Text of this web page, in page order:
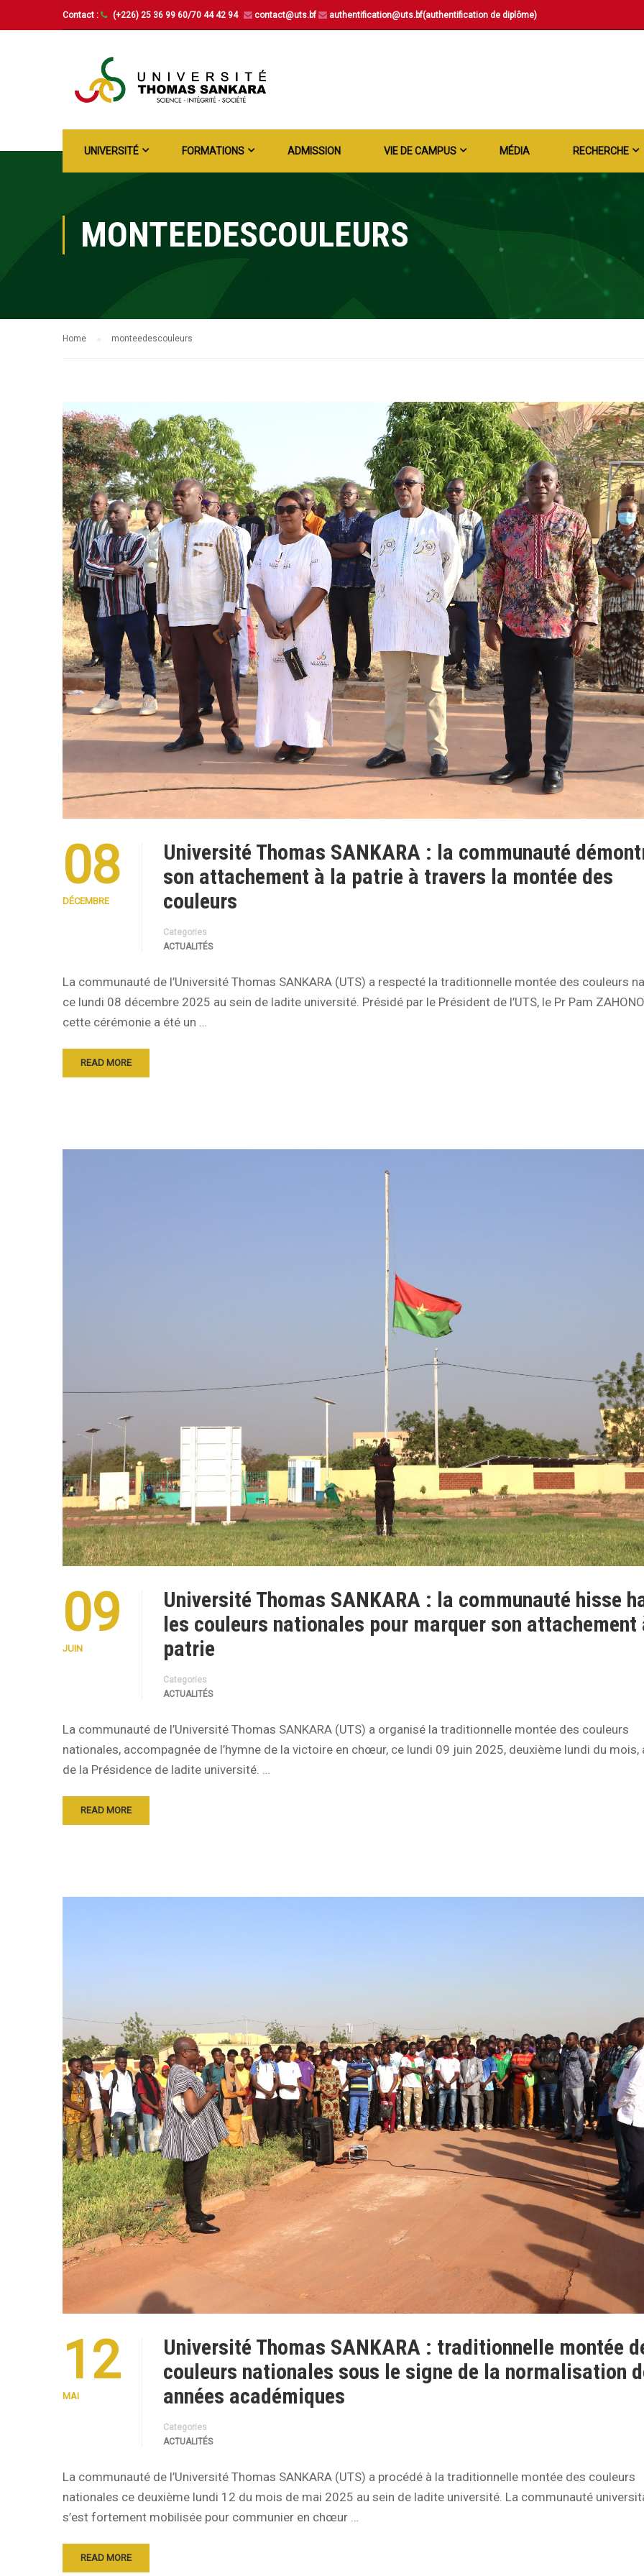
Contact : (+226) 25 36 99 60/70 44 42 94 contact@uts.bf authentification@uts.bf(authentification de diplôme)
UNIVERSITÉ FORMATIONS ADMISSION VIE DE CAMPUS MÉDIA RECHERCHE
MONTEEDESCOULEURS
Home monteedescouleurs
08
DÉCEMBRE
Université Thomas SANKARA : la communauté
son attachement à la patrie à travers la montée des
couleurs
Categories
ACTUALITÉS
La communauté de l’Université Thomas SANKARA (UTS) a respecté la traditionnelle montée des couleurs
ce lundi 08 décembre 2025 au sein de ladite université. Présidé par le Président de l’UTS, le Pr Pam
cette cérémonie a été un …
READ MORE
09
JUIN
Université Thomas SANKARA : la communauté hisse
les couleurs nationales pour marquer son attachement
patrie
Categories
ACTUALITÉS
La communauté de l’Université Thomas SANKARA (UTS) a organisé la traditionnelle montée des couleurs
nationales, accompagnée de l’hymne de la victoire en chœur, ce lundi 09 juin 2025, deuxième lundi du mois,
de la Présidence de ladite université. …
READ MORE
12
MAI
Université Thomas SANKARA : traditionnelle montée
couleurs nationales sous le signe de la normalisation
années académiques
Categories
ACTUALITÉS
La communauté de l’Université Thomas SANKARA (UTS) a procédé à la traditionnelle montée des couleurs
nationales ce deuxième lundi 12 du mois de mai 2025 au sein de ladite université. La communauté
s’est fortement mobilisée pour communier en chœur …
READ MORE